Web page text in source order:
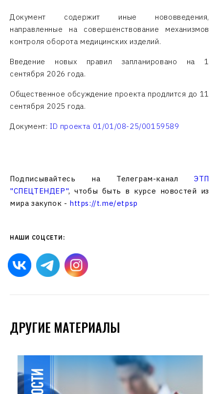
Документ содержит иные нововведения,
направленные на совершенствование механизмов
контроля оборота медицинских изделий.
Введение новых правил запланировано на 1
сентября 2026 года.
Общественное обсуждение проекта продлится до 11
сентября 2025 года.
Документ: ID проекта 01/01/08-25/00159589
Подписывайтесь на Телеграм-каналЭТП
"СПЕЦТЕНДЕР", чтобы быть в курсе новостей из
мира закупок - https://t.me/etpsp
НАШИ СОЦСЕТИ:
ДРУГИЕ МАТЕРИАЛЫ